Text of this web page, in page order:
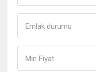
Emlak durumu
Min Fiyat